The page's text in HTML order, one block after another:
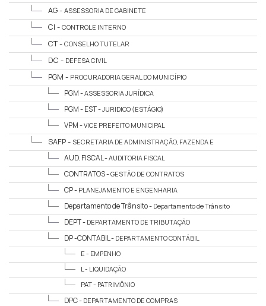
AG - ASSESSORIA DE GABINETE
CI - CONTROLE INTERNO
CT - CONSELHO TUTELAR
DC - DEFESA CIVIL
PGM - PROCURADORIA GERAL DO MUNICÍPIO
PGM -ASSESSORIA JURÍDICA
PGM - EST -JURIDICO (ESTÁGIO)
VPM -VICE PREFEITO MUNICIPAL
SAFP - SECRETARIA DE ADMINISTRAÇÃO, FAZENDA E
PLANEJAMENTOAUD. FISCAL -AUDITORIA FISCAL
CONTRATOS -GESTÃO DE CONTRATOS
CP - PLANEJAMENTO E ENGENHARIA
Departamento de Trânsito - Departamento de Trânsito
DEPT - DEPARTAMENTO DE TRIBUTAÇÃO
DP -CONTABIL - DEPARTAMENTO CONTÁBIL
E - EMPENHO
L - LIQUIDAÇÃO
PAT - PATRIMÔNIO
DPC - DEPARTAMENTO DE COMPRAS